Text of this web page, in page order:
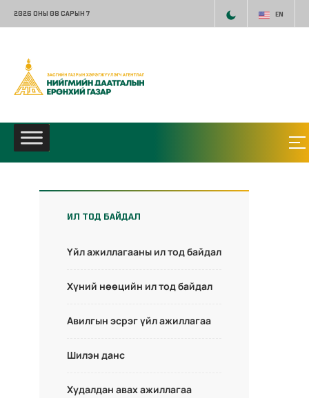
2026 ОНЫ 08 САРЫН 7 EN
ИЛ ТОД БАЙДАЛ
Үйл ажиллагааны ил тод байдал
Хүний нөөцийн ил тод байдал
Авилгын эсрэг үйл ажиллагаа
Шилэн данс
Худалдан авах ажиллагаа